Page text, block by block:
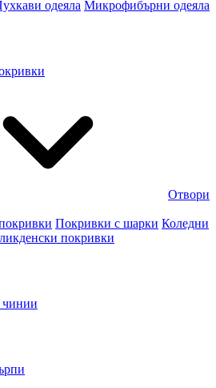
одеяла Микрофибърни одеяла
Отвори
Покривки с шарки Коледни
покривки
чинии